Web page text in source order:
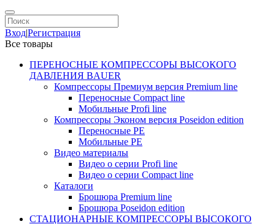
Вход|Регистрация
Все товары
ПЕРЕНОСНЫЕ КОМПРЕССОРЫ ВЫСОКОГО
ДАВЛЕНИЯ BAUER
Компрессоры Премиум версия Premium line
Переносные Compact line
Мобильные Profi line
Компрессоры Эконом версия Poseidon edition
Переносные PE
Мобильные PE
Видео материалы
Видео о серии Profi line
Видео о серии Compact line
Каталоги
Брошюра Premium line
Брошюра Poseidon edition
СТАЦИОНАРНЫЕ КОМПРЕССОРЫ ВЫСОКОГО